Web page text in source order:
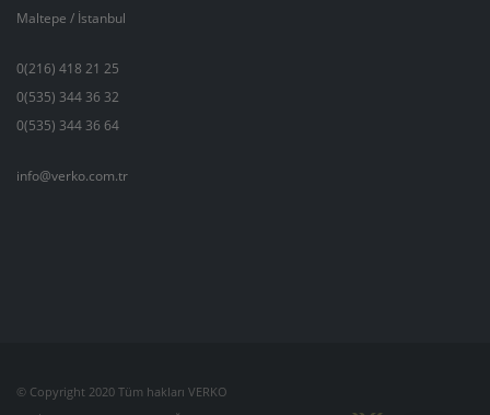
Maltepe / İstanbul
0(216) 418 21 25
0(535) 344 36 32
0(535) 344 36 64
info@verko.com.tr
© Copyright 2020 Tüm hakları VERKO